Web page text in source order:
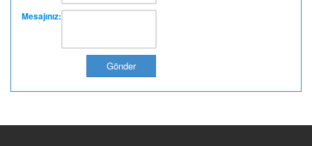
ZURNA DÜRÜM
BATMAN
Mesajınız: